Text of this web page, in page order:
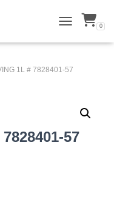
ALTERNAR
0
1L # 7828401-57
57